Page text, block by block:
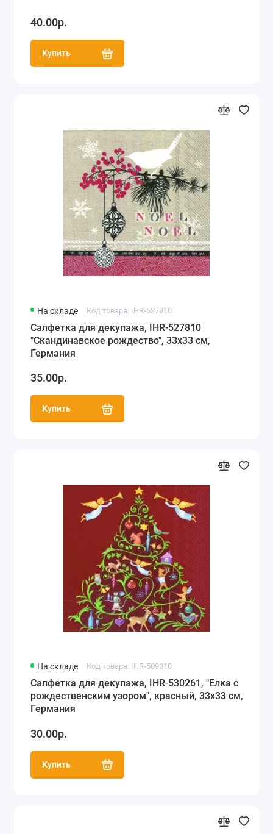
40.00р.
Купить
На складе Код товара: IHR-527810
Салфетка для декупажа, IHR-527810
"Скандинавское рождество", 33х33 см,
Германия
35.00р.
Купить
На складе Код товара: IHR-509310
Салфетка для декупажа, IHR-530261, "Елка с
рождественским узором", красный, 33х33 см,
Германия
30.00р.
Купить